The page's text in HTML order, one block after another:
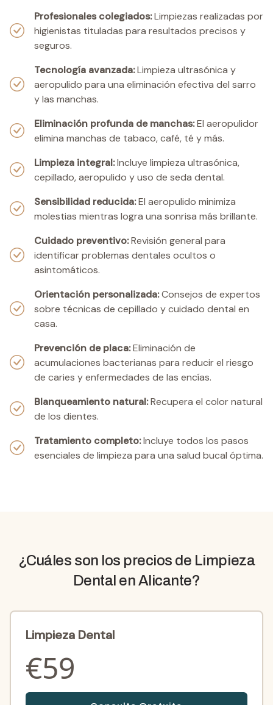
Profesionales colegiados:Limpiezas realizadas por
higienistas tituladas para resultados precisos y
seguros.
Tecnología avanzada:Limpieza ultrasónica y
aeropulido para una eliminación efectiva del sarro
y las manchas.
Eliminación profunda de manchas:El aeropulidor
elimina manchas de tabaco, café, té y más.
Limpieza integral:Incluye limpieza ultrasónica,
cepillado, aeropulido y uso de seda dental.
Sensibilidad reducida:El aeropulido minimiza
molestias mientras logra una sonrisa más brillante.
Cuidado preventivo:Revisión general para
identificar problemas dentales ocultos o
asintomáticos.
Orientación personalizada:Consejos de expertos
sobre técnicas de cepillado y cuidado dental en
casa.
Prevención de placa:Eliminación de
acumulaciones bacterianas para reducir el riesgo
de caries y enfermedades de las encías.
Blanqueamiento natural:Recupera el color natural
de los dientes.
Tratamiento completo:Incluye todos los pasos
esenciales de limpieza para una salud bucal óptima.
¿Cuáles son los precios de Limpieza
Dental en Alicante?
Limpieza Dental
€59